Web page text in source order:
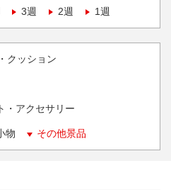
3週 2週 1週
クッション
・アクセサリー
物 その他景品